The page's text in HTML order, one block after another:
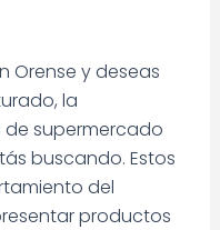
Orense y deseas
la
supermercado
buscando. Estos
del
productos